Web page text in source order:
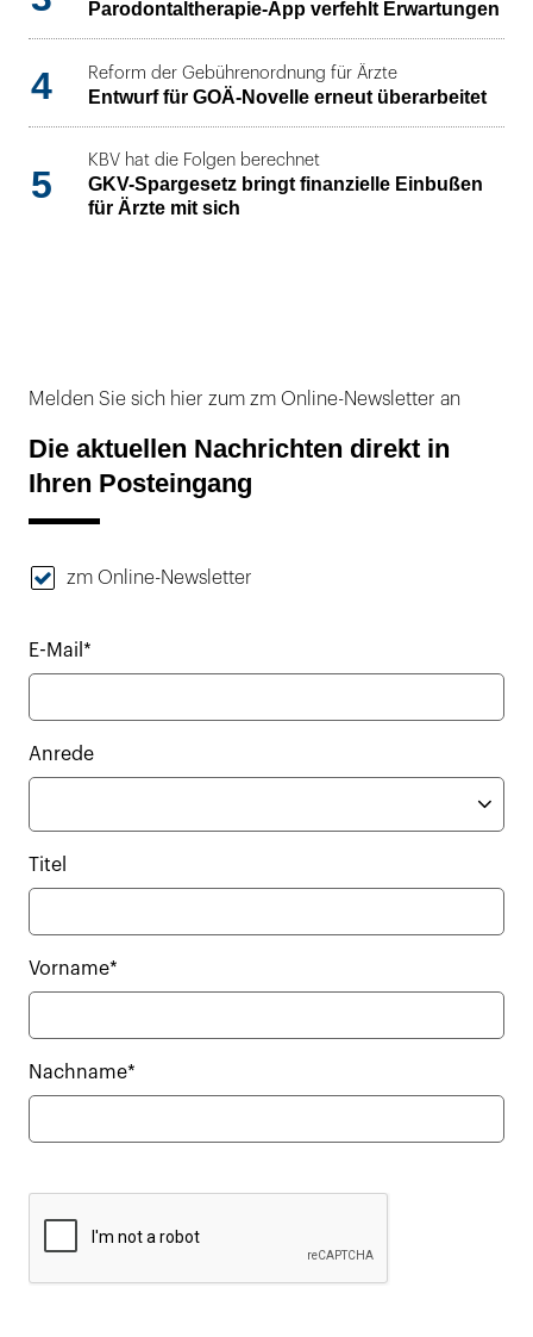
Parodontaltherapie-App verfehlt Erwartungen
4 Reform der Gebührenordnung für Ärzte
Entwurf für GOÄ-Novelle erneut überarbeitet
5
KBV hat die Folgen berechnet
GKV-Spargesetz bringt finanzielle Einbußen
für Ärzte mit sich
Melden Sie sich hier zum zm Online-Newsletter an
Die aktuellen Nachrichten direkt in
Ihren Posteingang
zm Online-Newsletter
E-Mail*
Anrede
Titel
Vorname*
Nachname*